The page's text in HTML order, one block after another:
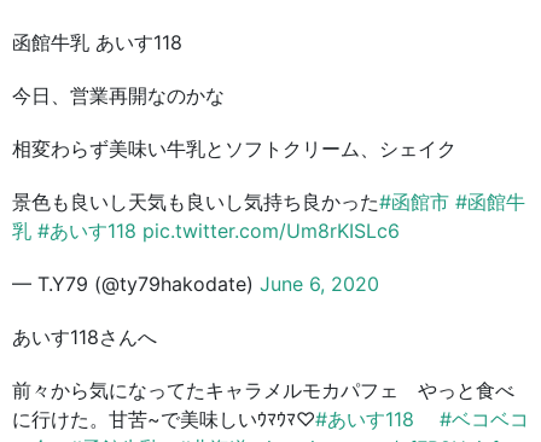
函館牛乳 あいす118
今日、営業再開なのかな
相変わらず美味い牛乳とソフトクリーム、シェイク
景色も良いし天気も良いし気持ち良かった#函館市 #函館牛
乳 #あいす118 pic.twitter.com/Um8rKISLc6
— T.Y79 (@ty79hakodate) June 6, 2020
あいす118さんへ
前々から気になってたキャラメルモカパフェ やっと食べ
に行けた。甘苦~で美味しいｳﾏｳﾏ♡#あいす118
#ベコベコ